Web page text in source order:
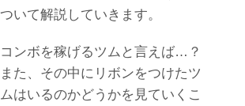
ついて解説していきます。
コンボを稼げるツムと言えば…？
また、その中にリボンをつけたツ
ムはいるのかどうかを見ていくこ